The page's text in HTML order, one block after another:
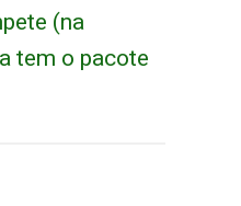
(na
tem o pacote